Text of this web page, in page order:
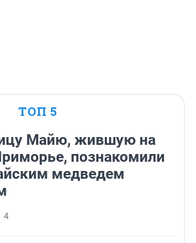
ТОП 5
Майю, жившую на
познакомили
медведем
4